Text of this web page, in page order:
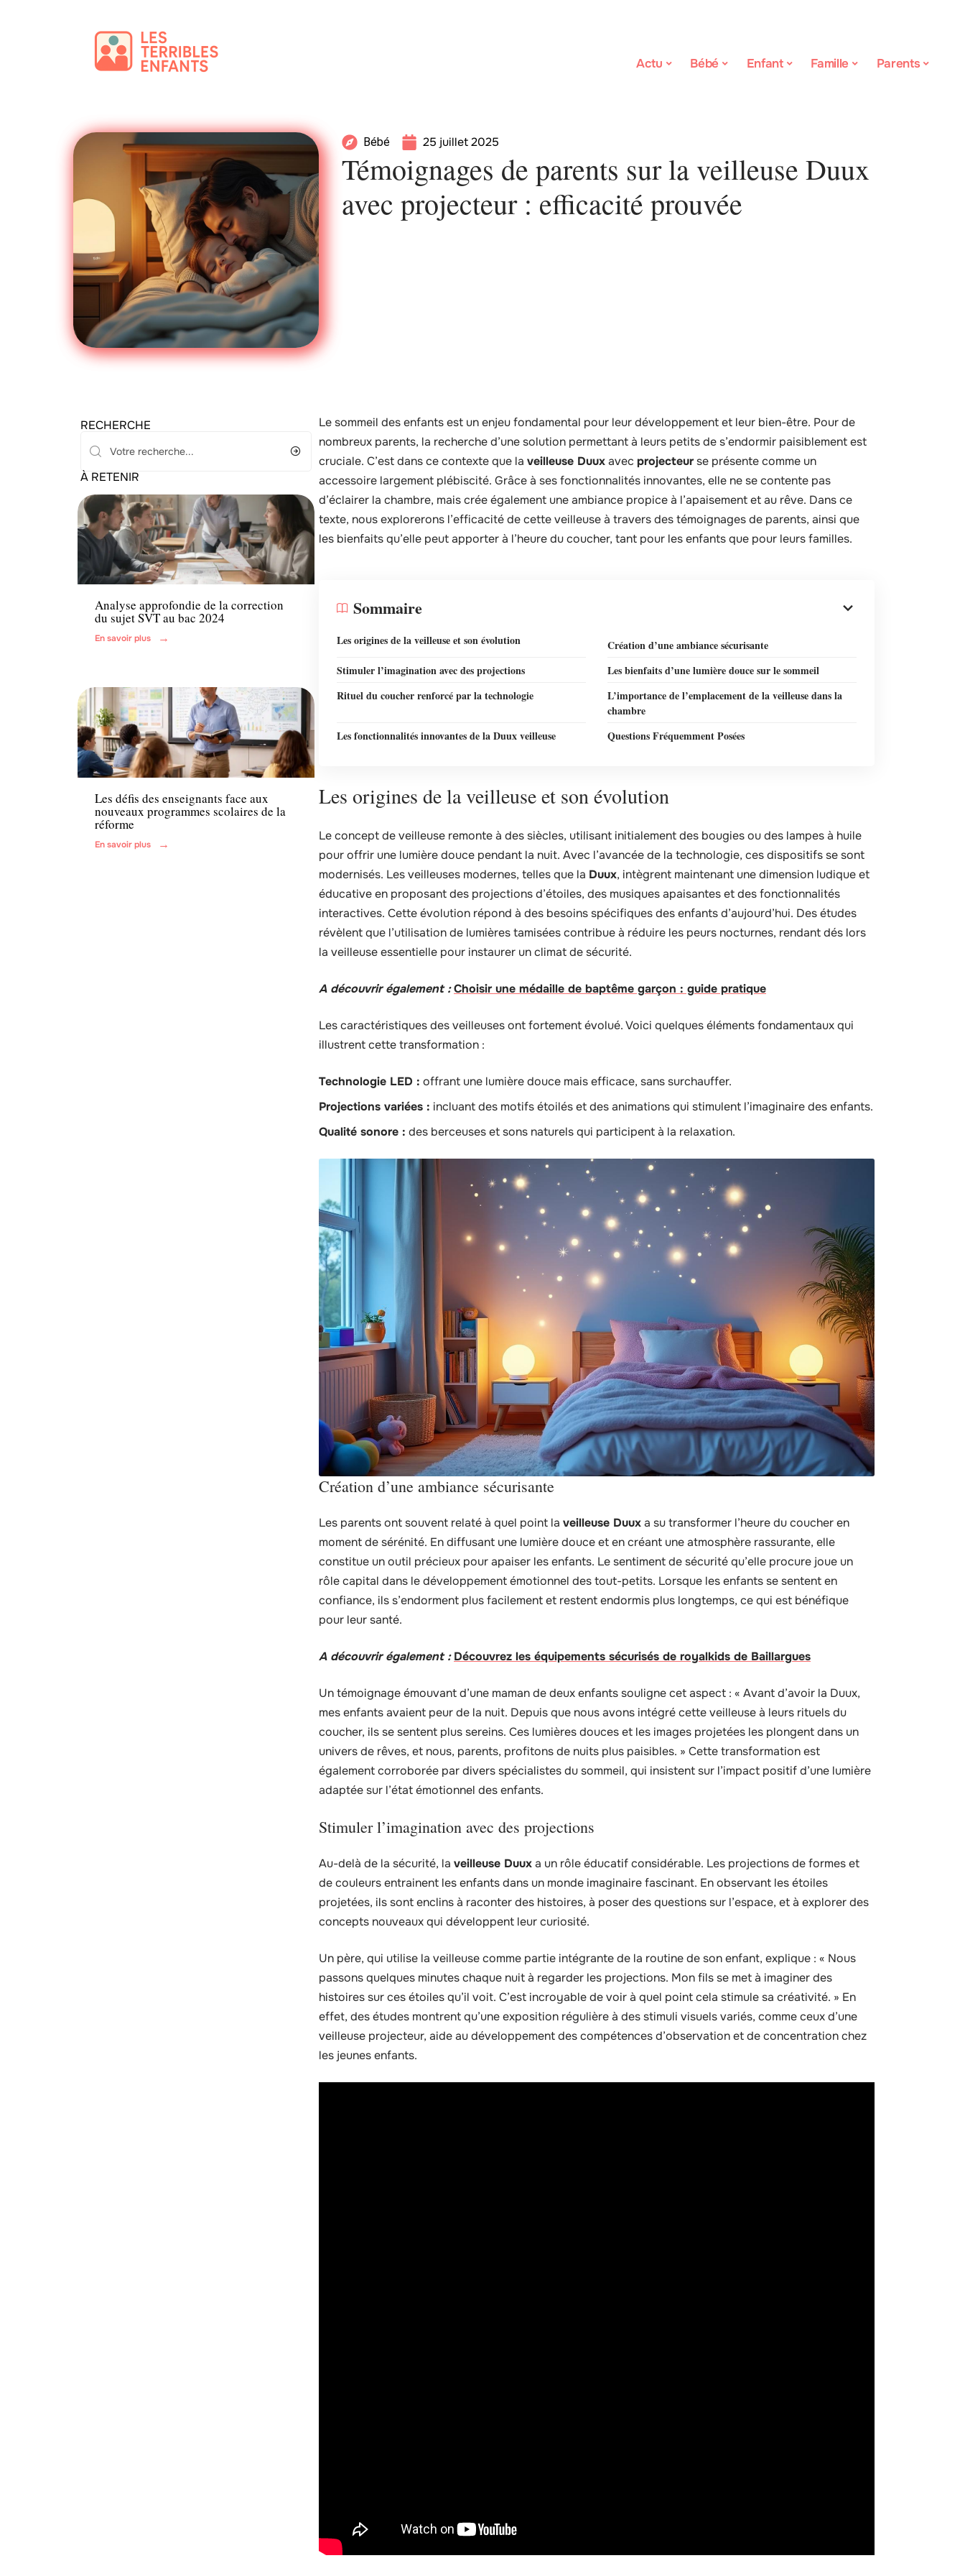
Actu Bébé Enfant Famille Parents
Bébé 25 juillet 2025
Témoignages de parents sur la veilleuse Duux
avec projecteur : efficacité prouvée
RECHERCHE
À RETENIR
Actu Enfant
Analyse approfondie de la correction
du sujet SVT au bac 2024
En savoir plus
Enfant
Les défis des enseignants face aux
nouveaux programmes scolaires de la
réforme
En savoir plus
Le sommeil des enfants est un enjeu fondamental pour leur développement et leur bien-être. Pour de
nombreux parents, la recherche d’une solution permettant à leurs petits de s’endormir paisiblement est
cruciale. C’est dans ce contexte que la veilleuse Duuxavec projecteurse présente comme un
accessoire largement plébiscité. Grâce à ses fonctionnalités innovantes, elle ne se contente pas
d’éclairer la chambre, mais crée également une ambiance propice à l’apaisement et au rêve. Dans ce
texte, nous explorerons l’efficacité de cette veilleuse à travers des témoignages de parents, ainsi que
les bienfaits qu’elle peut apporter à l’heure du coucher, tant pour les enfants que pour leurs familles.
Sommaire
Les origines de la veilleuse et son évolution
Création d’une ambiance sécurisante
Stimuler l’imagination avec des projections
Les bienfaits d’une lumière douce sur le sommeil
Rituel du coucher renforcé par la technologie
L’importance de l’emplacement de la veilleuse dans la
chambre
Les fonctionnalités innovantes de la Duux veilleuse
Questions Fréquemment Posées
Les origines de la veilleuse et son évolution
Le concept de veilleuse remonte à des siècles, utilisant initialement des bougies ou des lampes à huile
pour offrir une lumière douce pendant la nuit. Avec l’avancée de la technologie, ces dispositifs se sont
modernisés. Les veilleuses modernes, telles que la Duux, intègrent maintenant une dimension ludique et
éducative en proposant des projections d’étoiles, des musiques apaisantes et des fonctionnalités
interactives. Cette évolution répond à des besoins spécifiques des enfants d’aujourd’hui. Des études
révèlent que l’utilisation de lumières tamisées contribue à réduire les peurs nocturnes, rendant dés lors
la veilleuse essentielle pour instaurer un climat de sécurité.
A découvrir également :Choisir une médaille de baptême garçon : guide pratique
Les caractéristiques des veilleuses ont fortement évolué. Voici quelques éléments fondamentaux qui
illustrent cette transformation :
Technologie LED : offrant une lumière douce mais efficace, sans surchauffer.
Projections variées : incluant des motifs étoilés et des animations qui stimulent l’imaginaire des enfants.
Qualité sonore : des berceuses et sons naturels qui participent à la relaxation.
Création d’une ambiance sécurisante
Les parents ont souvent relaté à quel point la veilleuse Duuxa su transformer l’heure du coucher en
moment de sérénité. En diffusant une lumière douce et en créant une atmosphère rassurante, elle
constitue un outil précieux pour apaiser les enfants. Le sentiment de sécurité qu’elle procure joue un
rôle capital dans le développement émotionnel des tout-petits. Lorsque les enfants se sentent en
confiance, ils s’endorment plus facilement et restent endormis plus longtemps, ce qui est bénéfique
pour leur santé.
A découvrir également : Découvrez les équipements sécurisés de royalkids de Baillargues
Un témoignage émouvant d’une maman de deux enfants souligne cet aspect : « Avant d’avoir la Duux,
mes enfants avaient peur de la nuit. Depuis que nous avons intégré cette veilleuse à leurs rituels du
coucher, ils se sentent plus sereins. Ces lumières douces et les images projetées les plongent dans un
univers de rêves, et nous, parents, profitons de nuits plus paisibles. » Cette transformation est
également corroborée par divers spécialistes du sommeil, qui insistent sur l’impact positif d’une lumière
adaptée sur l’état émotionnel des enfants.
Stimuler l’imagination avec des projections
Au-delà de la sécurité, la veilleuse Duuxa un rôle éducatif considérable. Les projections de formes et
de couleurs entrainent les enfants dans un monde imaginaire fascinant. En observant les étoiles
projetées, ils sont enclins à raconter des histoires, à poser des questions sur l’espace, et à explorer des
concepts nouveaux qui développent leur curiosité.
Un père, qui utilise la veilleuse comme partie intégrante de la routine de son enfant, explique : « Nous
passons quelques minutes chaque nuit à regarder les projections. Mon fils se met à imaginer des
histoires sur ces étoiles qu’il voit. C’est incroyable de voir à quel point cela stimule sa créativité. » En
effet, des études montrent qu’une exposition régulière à des stimuli visuels variés, comme ceux d’une
veilleuse projecteur, aide au développement des compétences d’observation et de concentration chez
les jeunes enfants.